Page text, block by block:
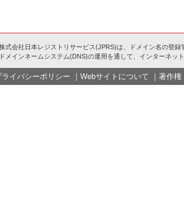
式会社日本レジストリサービス(JPRS)は、ドメイン名の登録
ドメインネームシステム(DNS)の運用を通して、インターネッ
ライバシーポリシー ｜ Webサイトについて ｜ 著作権